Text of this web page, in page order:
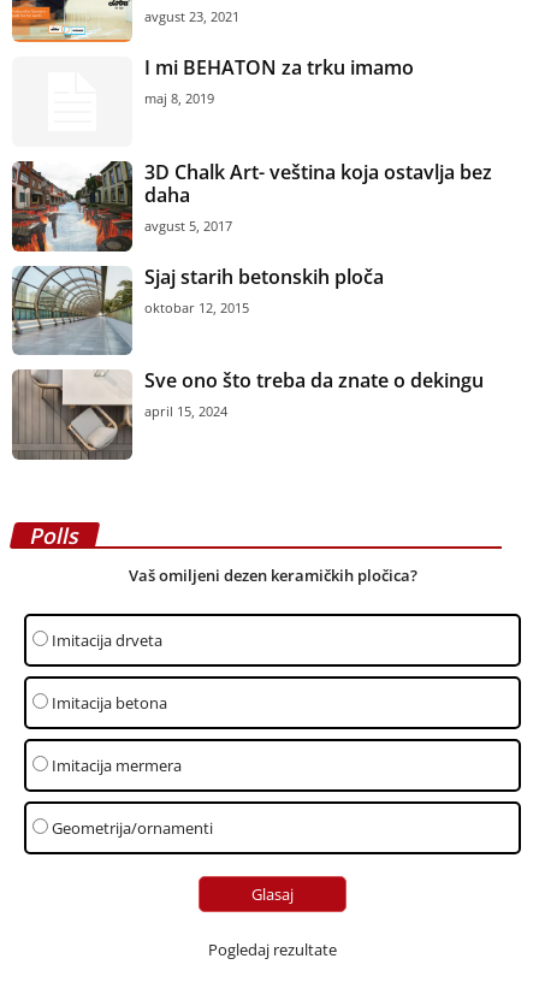
avgust 23, 2021
I mi BEHATON za trku imamo
maj 8, 2019
3D Chalk Art- veština koja ostavlja bez
daha
avgust 5, 2017
Sjaj starih betonskih ploča
oktobar 12, 2015
Sve ono što treba da znate o dekingu
april 15, 2024
Polls
Vaš omiljeni dezen keramičkih pločica?
Imitacija drveta
Imitacija betona
Imitacija mermera
Geometrija/ornamenti
Pogledaj rezultate